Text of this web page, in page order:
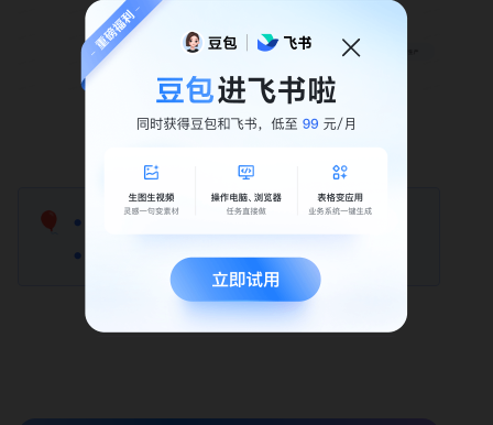
🎈
使用 RAG 做知识问答
效果调优指引